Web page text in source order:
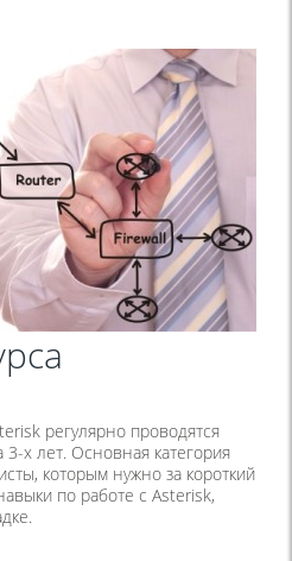
регулярно проводятся
х лет. Основная категория
которым нужно за короткий
по работе с Asterisk,